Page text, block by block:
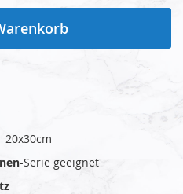
-Serie geeignet